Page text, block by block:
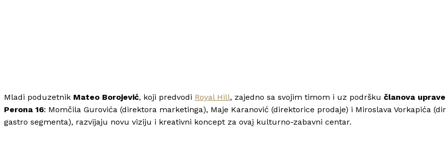
Mladi poduzetnik Mateo Borojević, koji predvodi Royal Hill, zajedno sa svojim timom i uz podršku članova uprave
Perona 16: Momčila Gurovića (direktora marketinga), Maje Karanović (direktorice prodaje) i Miroslava Vorkapića
gastro segmenta), razvijaju novu viziju i kreativni koncept za ovaj kulturno-zabavni centar.